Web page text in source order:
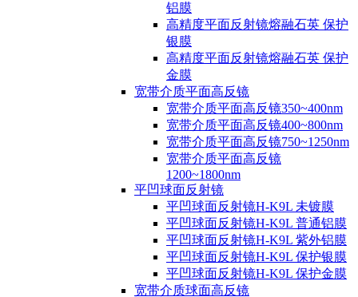
铝膜
高精度平面反射镜熔融石英 保护
银膜
高精度平面反射镜熔融石英 保护
金膜
宽带介质平面高反镜
宽带介质平面高反镜350~400nm
宽带介质平面高反镜400~800nm
宽带介质平面高反镜750~1250nm
宽带介质平面高反镜
1200~1800nm
平凹球面反射镜
平凹球面反射镜H-K9L 未镀膜
平凹球面反射镜H-K9L 普通铝膜
平凹球面反射镜H-K9L 紫外铝膜
平凹球面反射镜H-K9L 保护银膜
平凹球面反射镜H-K9L 保护金膜
宽带介质球面高反镜